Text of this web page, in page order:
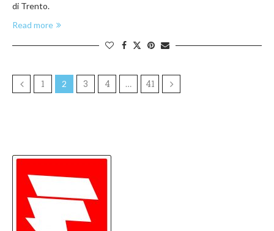
di Trento.
Read more
1 2 3 4 … 41